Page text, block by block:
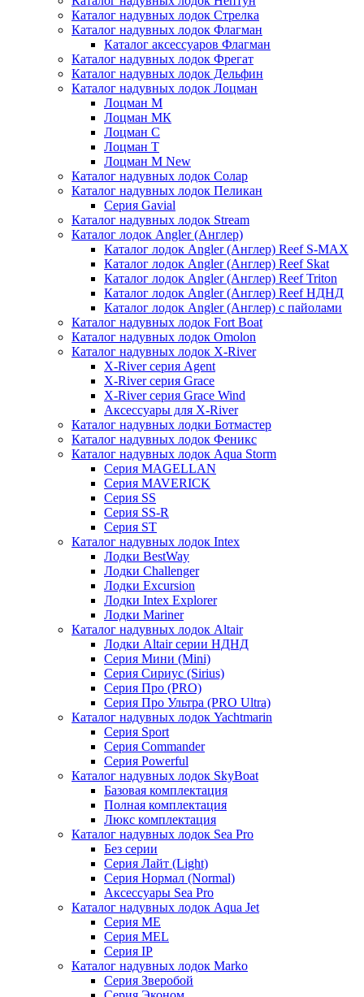
Каталог надувных лодок Стрелка
Каталог надувных лодок Флагман
Каталог аксессуаров Флагман
Каталог надувных лодок Фрегат
Каталог надувных лодок Дельфин
Каталог надувных лодок Лоцман
Лоцман М
Лоцман МК
Лоцман С
Лоцман Т
Лоцман М New
Каталог надувных лодок Солар
Каталог надувных лодок Пеликан
Серия Gavial
Каталог надувных лодок Stream
Каталог лодок Angler (Англер)
Каталог лодок Angler (Англер) Reef S-MAX
Каталог лодок Angler (Англер) Reef Skat
Каталог лодок Angler (Англер) Reef Triton
Каталог лодок Angler (Англер) Reef НДНД
Каталог лодок Angler (Англер) с пайолами
Каталог надувных лодок Fort Boat
Каталог надувных лодок Omolon
Каталог надувных лодок X-River
X-River серия Agent
X-River серия Grace
X-River серия Grace Wind
Аксессуары для X-River
Каталог надувных лодки Ботмастер
Каталог надувных лодок Феникc
Каталог надувных лодок Aqua Storm
Серия MAGELLAN
Серия MAVERICK
Серия SS
Серия SS-R
Серия ST
Каталог надувных лодок Intex
Лодки BestWay
Лодки Challenger
Лодки Excursion
Лодки Intex Explorer
Лодки Mariner
Каталог надувных лодок Altair
Лодки Altair серии НДНД
Серия Мини (Mini)
Серия Сириус (Sirius)
Серия Про (PRO)
Серия Про Ультра (PRO Ultra)
Каталог надувных лодок Yachtmarin
Серия Sport
Серия Commander
Серия Powerful
Каталог надувных лодок SkyBoat
Базовая комплектация
Полная комплектация
Люкс комплектация
Каталог надувных лодок Sea Pro
Без серии
Серия Лайт (Light)
Серия Нормал (Normal)
Аксессуары Sea Pro
Каталог надувных лодок Aqua Jet
Серия ME
Серия MEL
Серия IP
Каталог надувных лодок Marko
Серия Зверобой